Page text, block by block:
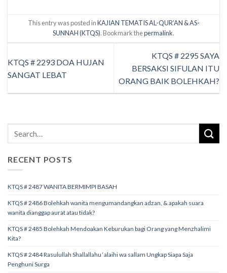
This entry was posted inKAJIAN TEMATIS AL-QUR’AN & AS-
SUNNAH (KTQS). Bookmark thepermalink.
KTQS # 2293 DOA HUJAN
SANGAT LEBAT
KTQS # 2295 SAYA
BERSAKSI SIFULAN ITU
ORANG BAIK BOLEHKAH?
RECENT POSTS
KTQS # 2487 WANITA BERMIMPI BASAH
KTQS # 2486 Bolehkah wanita mengumandangkan adzan, & apakah suara
wanita dianggap aurat atau tidak?
KTQS # 2485 Bolehkah Mendoakan Keburukan bagi Orang yang Menzhalimi
Kita?
KTQS # 2484 Rasulullah Shallallahu ‘alaihi wa sallam Ungkap Siapa Saja
Penghuni Surga